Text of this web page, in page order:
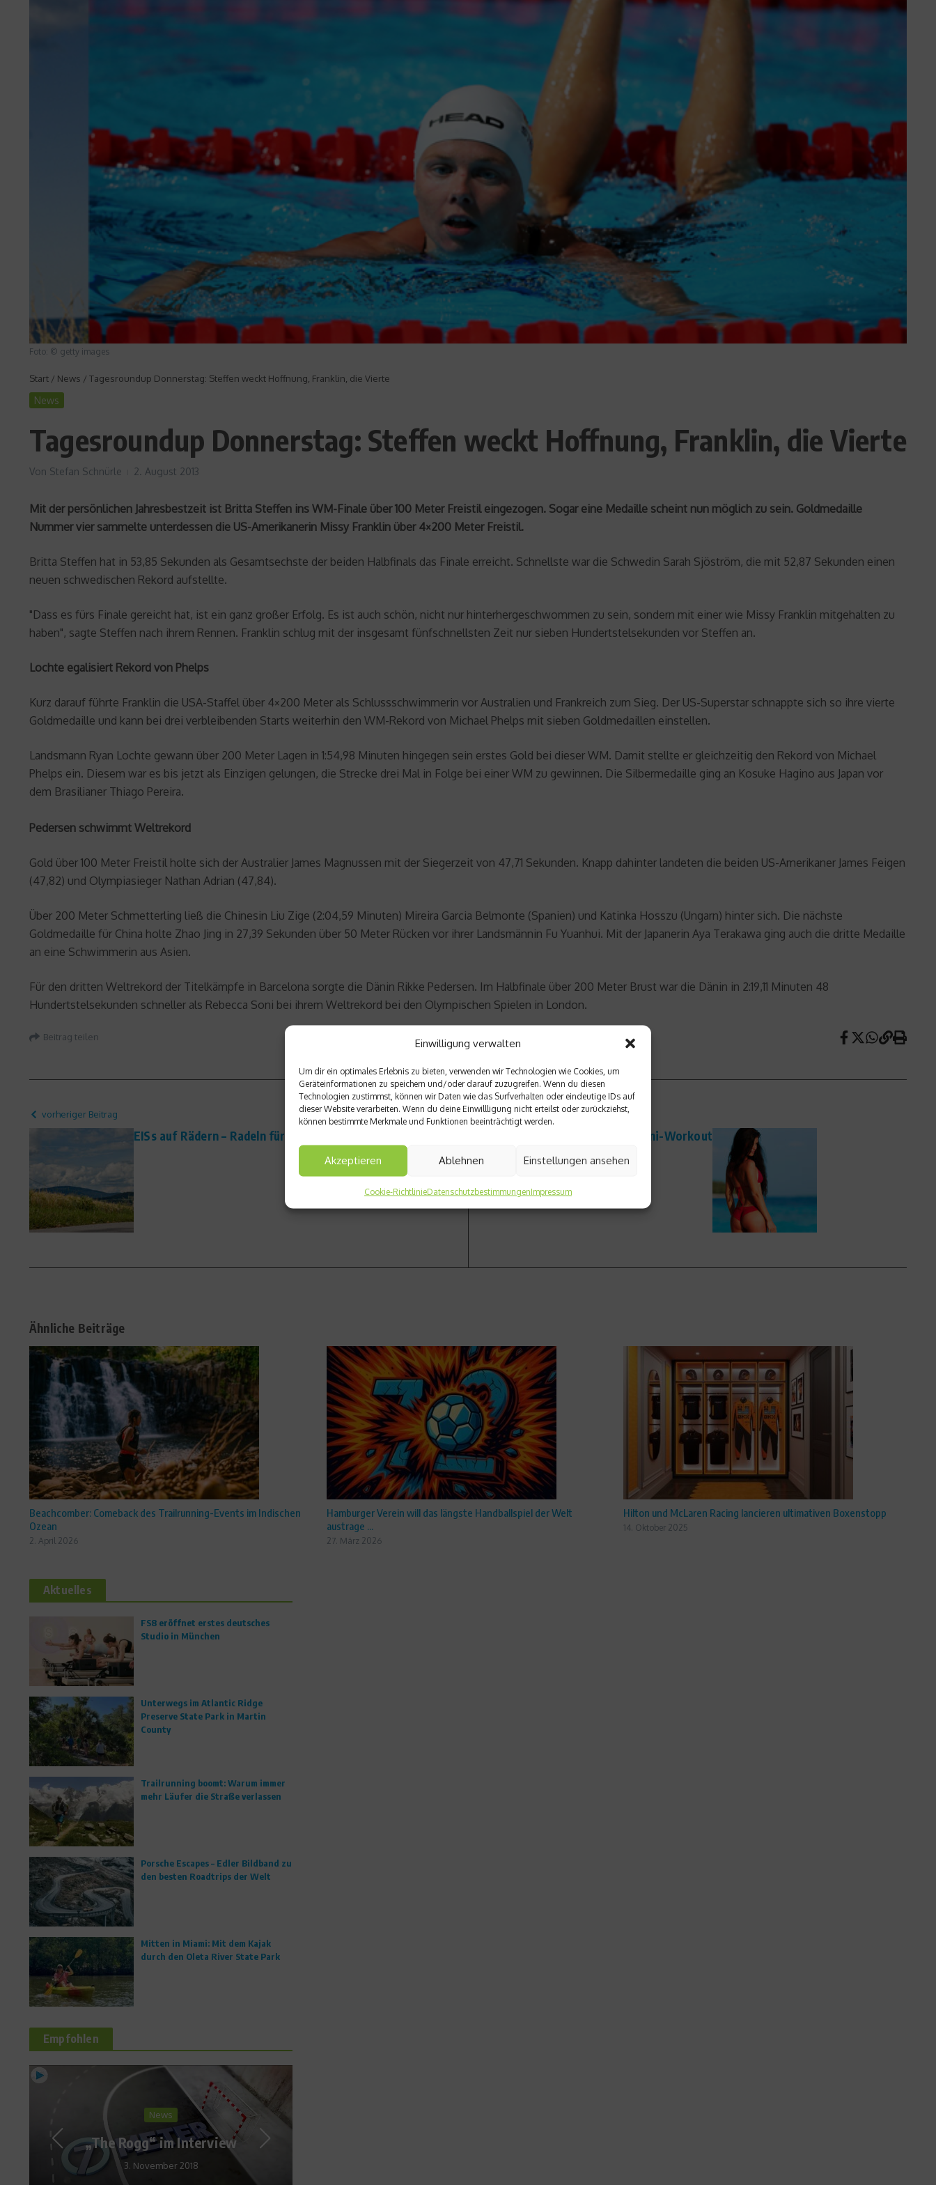
Einwilligung verwalten
Um dir ein optimales Erlebnis zu bieten, verwenden wir Technologien wie Cookies, um
Geräteinformationen zu speichern und/oder darauf zuzugreifen. Wenn du diesen
Technologien zustimmst, können wir Daten wie das Surfverhalten oder eindeutige IDs auf
dieser Website verarbeiten. Wenn du deine Einwillligung nicht erteilst oder zurückziehst,
können bestimmte Merkmale und Funktionen beeinträchtigt werden.
Akzeptieren Ablehnen Einstellungen ansehen
Cookie-RichtlinieDatenschutzbestimmungenImpressum
Foto: © getty images
Start / News / Tagesroundup Donnerstag: Steffen weckt Hoffnung, Franklin, die Vierte
News
Tagesroundup Donnerstag: Steffen weckt Hoffnung, Franklin, die Vierte
Von Stefan Schnürle 2. August 2013
Mit der persönlichen Jahresbestzeit ist Britta Steffen ins WM-Finale über 100 Meter Freistil eingezogen. Sogar eine Medaille scheint nun möglich zu sein. Goldmedaille
Nummer vier sammelte unterdessen die US-Amerikanerin Missy Franklin über 4×200 Meter Freistil.
Britta Steffen hat in 53,85 Sekunden als Gesamtsechste der beiden Halbfinals das Finale erreicht. Schnellste war die Schwedin Sarah Sjöström, die mit 52,87 Sekunden einen
neuen schwedischen Rekord aufstellte.
"Dass es fürs Finale gereicht hat, ist ein ganz großer Erfolg. Es ist auch schön, nicht nur hinterhergeschwommen zu sein, sondern mit einer wie Missy Franklin mitgehalten zu
haben", sagte Steffen nach ihrem Rennen. Franklin schlug mit der insgesamt fünfschnellsten Zeit nur sieben Hundertstelsekunden vor Steffen an.
Lochte egalisiert Rekord von Phelps
Kurz darauf führte Franklin die USA-Staffel über 4×200 Meter als Schlussschwimmerin vor Australien und Frankreich zum Sieg. Der US-Superstar schnappte sich so ihre vierte
Goldmedaille und kann bei drei verbleibenden Starts weiterhin den WM-Rekord von Michael Phelps mit sieben Goldmedaillen einstellen.
Landsmann Ryan Lochte gewann über 200 Meter Lagen in 1:54,98 Minuten hingegen sein erstes Gold bei dieser WM. Damit stellte er gleichzeitig den Rekord von Michael
Phelps ein. Diesem war es bis jetzt als Einzigen gelungen, die Strecke drei Mal in Folge bei einer WM zu gewinnen. Die Silbermedaille ging an Kosuke Hagino aus Japan vor
dem Brasilianer Thiago Pereira.
Pedersen schwimmt Weltrekord
Gold über 100 Meter Freistil holte sich der Australier James Magnussen mit der Siegerzeit von 47,71 Sekunden. Knapp dahinter landeten die beiden US-Amerikaner James Feigen
(47,82) und Olympiasieger Nathan Adrian (47,84).
Über 200 Meter Schmetterling ließ die Chinesin Liu Zige (2:04,59 Minuten) Mireira Garcia Belmonte (Spanien) und Katinka Hosszu (Ungarn) hinter sich. Die nächste
Goldmedaille für China holte Zhao Jing in 27,39 Sekunden über 50 Meter Rücken vor ihrer Landsmännin Fu Yuanhui. Mit der Japanerin Aya Terakawa ging auch die dritte Medaille
an eine Schwimmerin aus Asien.
Für den dritten Weltrekord der Titelkämpfe in Barcelona sorgte die Dänin Rikke Pedersen. Im Halbfinale über 200 Meter Brust war die Dänin in 2:19,11 Minuten 48
Hundertstelsekunden schneller als Rebecca Soni bei ihrem Weltrekord bei den Olympischen Spielen in London.
Beitrag teilen
vorheriger Beitrag
EISs auf Rädern – Radeln für den guten Zweck
Nächster Beitrag
Power-Woche – Last-Minute-Bikini-Workout
Ähnliche Beiträge
Beachcomber: Comeback des Trailrunning-Events im Indischen
Ozean
2. April 2026
Hamburger Verein will das längste Handballspiel der Welt
austrage ...
27. März 2026
Hilton und McLaren Racing lancieren ultimativen Boxenstopp
14. Oktober 2025
Aktuelles
FS8 eröffnet erstes deutsches
Studio in München
Unterwegs im Atlantic Ridge
Preserve State Park in Martin
County
Trailrunning boomt: Warum immer
mehr Läufer die Straße verlassen
Porsche Escapes – Edler Bildband zu
den besten Roadtrips der Welt
Mitten in Miami: Mit dem Kajak
durch den Oleta River State Park
Empfohlen
Ratgeber Ernährung
Abnehmen mit dem
Minimax-Prinzip